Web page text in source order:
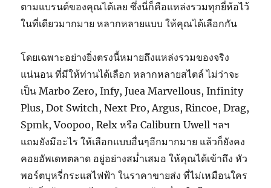
ตามแบรนด์ของคุณได้เลย ซึ่งนี่ก็คือแหล่งรวมทุกยี่ห้อไว้
ในที่เดียวมากมาย หลากหลายแบบ ให้คุณได้เลือกกัน
โดยเฉพาะอย่างยิ่งตรงนี้หมายถึงแหล่งรวมของจริง
แน่นอน ที่มีให้ท่านได้เลือก หลากหลายสไตล์ ไม่ว่าจะ
เป็น Marbo Zero, Infy, Juea Marvellous, Infinity
Plus, Dot Switch, Next Pro, Argus, Rincoe, Drag,
Spmk, Voopoo, Relx หรือ Caliburn Uwell ฯลฯ
แถมยังมีอะไร ให้เลือกแบบอื่นๆอีกมากมาย แล้วก็ยังคง
คอยอัพเดทตลาด อยู่อย่างสม่ำเสมอ ให้คุณได้เข้าถึง หัว
พอร์ตบุหรี่กระแสไฟฟ้า ในราคาขายส่ง ที่ไม่เหมือนใคร